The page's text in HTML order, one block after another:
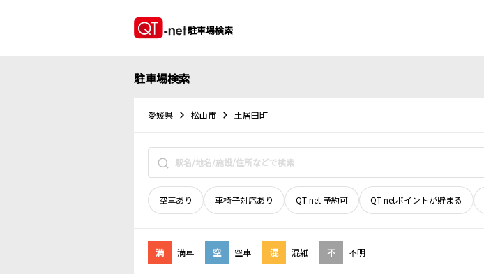
駐車場検索
駐車場検索
愛媛県 松山市 土居田町
空車あり 車椅子対応あり QT-net 予約可 QT-netポイントが貯まる
満 満車 空 空車 混 混雑 不 不明